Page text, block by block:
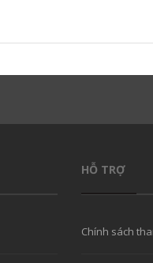
HỖ TRỢ
Chính sách